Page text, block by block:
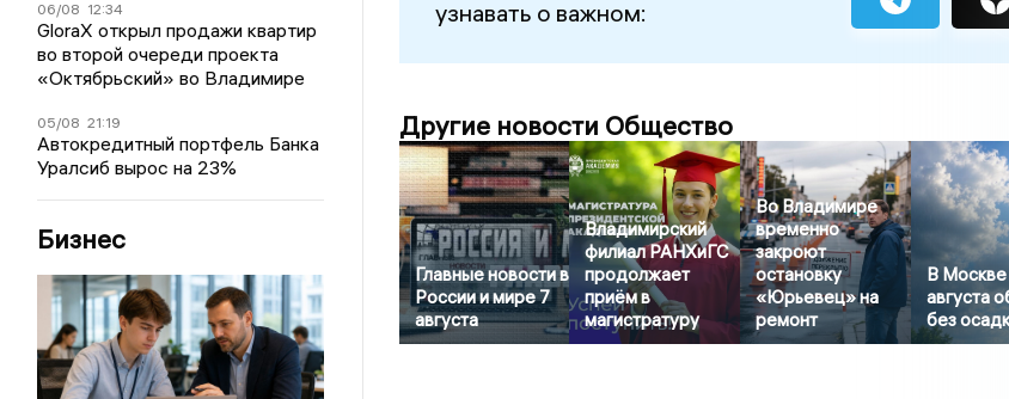
06/08 12:34
GloraX открыл продажи квартир
во второй очереди проекта
«Октябрьский» во Владимире
05/08 21:19
Автокредитный портфель Банка
Уралсиб вырос на 23%
Бизнес
узнавать о важном:
Другие новости Общество
Главные новости в
России и мире 7
августа
Владимирский
филиал РАНХиГС
продолжает
приём в
магистратуру
Во Владимире
временно
закроют
остановку
«Юрьевец» на
ремонт
В Москве
августа
без